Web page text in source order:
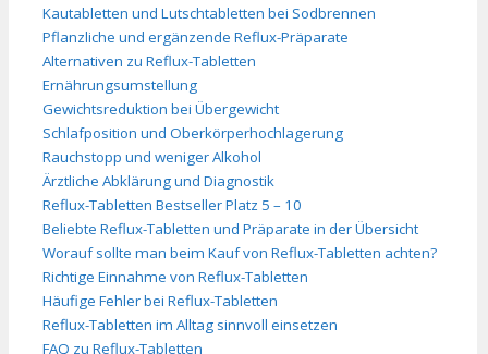
Kautabletten und Lutschtabletten bei Sodbrennen
Pflanzliche und ergänzende Reflux-Präparate
Alternativen zu Reflux-Tabletten
Ernährungsumstellung
Gewichtsreduktion bei Übergewicht
Schlafposition und Oberkörperhochlagerung
Rauchstopp und weniger Alkohol
Ärztliche Abklärung und Diagnostik
Reflux-Tabletten Bestseller Platz 5 – 10
Beliebte Reflux-Tabletten und Präparate in der Übersicht
Worauf sollte man beim Kauf von Reflux-Tabletten achten?
Richtige Einnahme von Reflux-Tabletten
Häufige Fehler bei Reflux-Tabletten
Reflux-Tabletten im Alltag sinnvoll einsetzen
FAQ zu Reflux-Tabletten